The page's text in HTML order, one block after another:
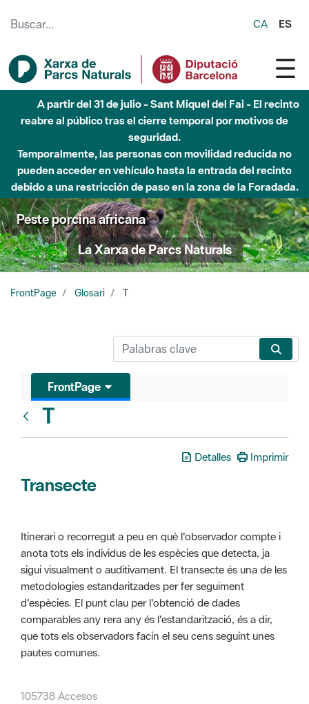
CA ES
A partir del 31 de julio - Sant Miquel del Fai - El recinto
reabre al público tras el cierre temporal por motivos de
seguridad.
Temporalmente, las personas con movilidad reducida no
pueden acceder en vehículo hasta la entrada del recinto
debido a una restricción de paso en la zona de la Foradada.
Peste porcina africana
La Xarxa de Parcs Naturals
FrontPage Glosari T
FrontPage
T
Detalles Imprimir
Transecte
Itinerari o recorregut a peu en què l'observador compte i
anota tots els individus de les espècies que detecta, ja
sigui visualment o auditivament. El transecte és una de les
metodologies estandaritzades per fer seguiment
d'espècies. El punt clau per l'obtenció de dades
comparables any rera any és l'estandarització, és a dir,
que tots els observadors facin el seu cens seguint unes
pautes comunes.
105738 Accesos